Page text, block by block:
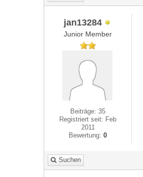
jan13284
Junior Member
Beiträge: 35
Registriert seit: Feb
2011
Bewertung:0
Suchen